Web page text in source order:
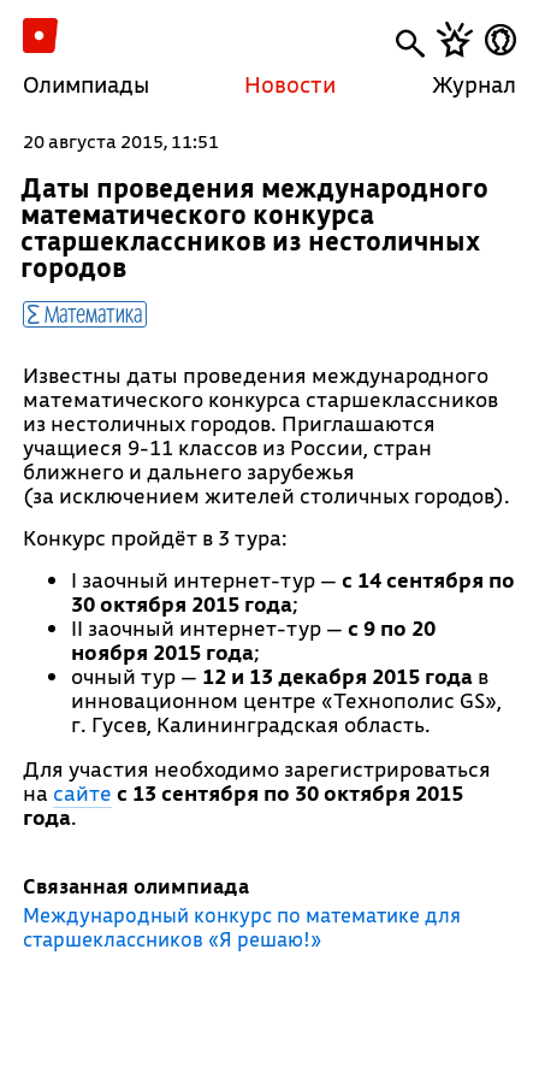
Олимпиады Новости Журнал
20 августа 2015, 11:51
Даты проведения международного
математического конкурса
старшеклассников из нестоличных
городов
Математика
Известны даты проведения международного
математического конкурса старшеклассников
из нестоличных городов. Приглашаются
учащиеся 9-11 классов из России, стран
ближнего и дальнего зарубежья
(за исключением жителей столичных городов).
Конкурс пройдёт в 3 тура:
I заочный интернет-тур — с 14 сентября по
30 октября 2015 года;
II заочный интернет-тур — с 9 по 20
ноября 2015 года;
очный тур — 12 и 13 декабря 2015 годав
инновационном центре «Технополис GS»,
г. Гусев, Калининградская область.
Для участия необходимо зарегистрироваться
на сайте с 13 сентября по 30 октября 2015
года.
Связанная олимпиада
Международный конкурс по математике для
старшеклассников «Я решаю!»